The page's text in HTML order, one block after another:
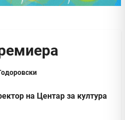
на Центар за култура